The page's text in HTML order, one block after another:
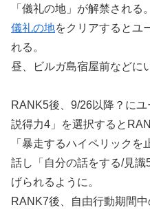
「儀礼の地」が解禁される。
儀礼の地をクリアするとユ
れる。
昼、ビルガ島宿屋前などに
RANK5後、9/26以降？に
説得力4」を選択すると
「暴走するハイペリック
話し「自分の話をする/見
げられるように。
RANK7後、自由行動期間